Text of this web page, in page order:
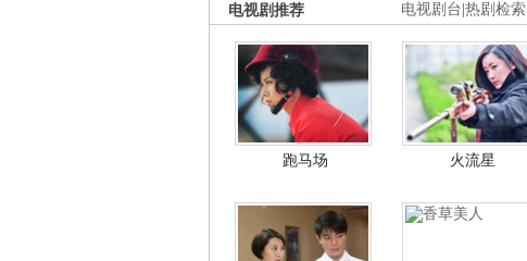
电视剧台 热剧检索
电视剧推荐
跑马场 火流星